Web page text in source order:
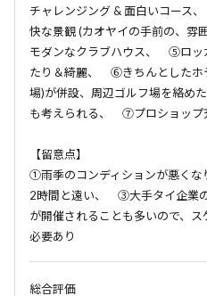
チャレンジング & 面白いコー
快な景観 (カオヤイの手前の、
モダンなクラブハウス、 ⑤ロッ
たり＆綺麗、 ⑥きちんとしたホ
場)が併設、周辺ゴルフ場を絡め
も考えられる、 ⑦プロショップ
【留意点】
①雨季のコンディションが悪く
2時間と遠い、 ③大手タイ企業
が開催されることも多いので、
必要あり
総合評価